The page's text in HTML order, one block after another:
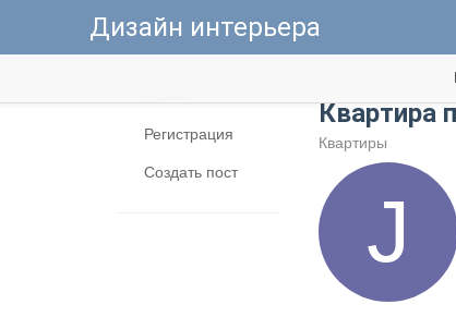
Дизайн интерьера
Регистрация
Создать пост
Квартира
Квартиры